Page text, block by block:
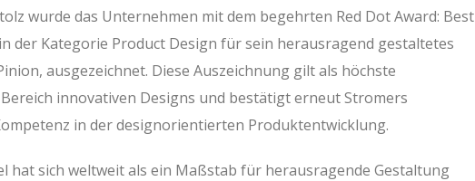
wurde das Unternehmen mit dem begehrten Red Dot Award: Best
der Kategorie Product Design für sein herausragend gestaltetes
ausgezeichnet. Diese Auszeichnung gilt als höchste
innovativen Designs und bestätigt erneut Stromers
in der designorientierten Produktentwicklung.
hat sich weltweit als ein Maßstab für herausragende Gestaltung